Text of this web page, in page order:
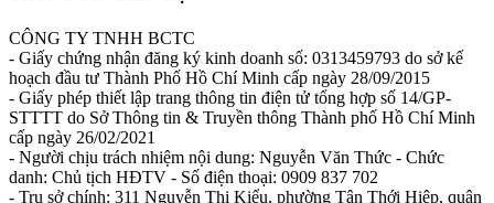
CÔNG TY TNHH BCTC
- Giấy chứng nhận đăng ký kinh doanh số: 0313459793 do sở kế
hoạch đầu tư Thành Phố Hồ Chí Minh cấp ngày 28/09/2015
- Giấy phép thiết lập trang thông tin điện tử tổng hợp số 14/GP-
STTTT do Sở Thông tin & Truyền thông Thành phố Hồ Chí Minh
cấp ngày 26/02/2021
- Người chịu trách nhiệm nội dung: Nguyễn Văn Thức - Chức
danh: Chủ tịch HĐTV - Số điện thoại: 0909 837 702
- Trụ sở chính: 311 Nguyễn Thị Kiểu, phường Tân Thới Hiệp, quận